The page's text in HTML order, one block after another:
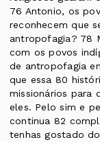
76 Antonio, os
reconhecem que
antropofagia? 78
com os povos
de antropofagia
que essa 80
missionários para
eles. Pelo sim e
continua 82
tenhas gostado